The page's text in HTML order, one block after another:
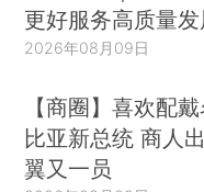
更好服务高质量发
2026年08月09日
【商圈】喜欢配
比亚新总统 商人
翼又一员